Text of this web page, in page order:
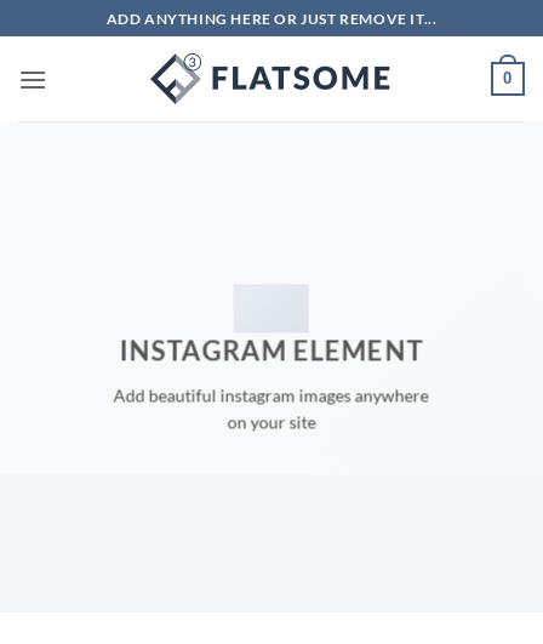
au
contenu
ADD ANYTHING HERE OR JUST REMOVE IT...
0
INSTAGRAM ELEMENT
Add beautiful instagram images anywhere
on your site